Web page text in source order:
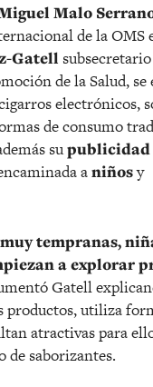
Malo
de la OMS
Gatell
de la Salud, se
electrónicos,
de consumo
supublicidad
aniñosy
tempranas,
a explorar
Gatell
productos, utiliza
atractivas para
de saborizantes.